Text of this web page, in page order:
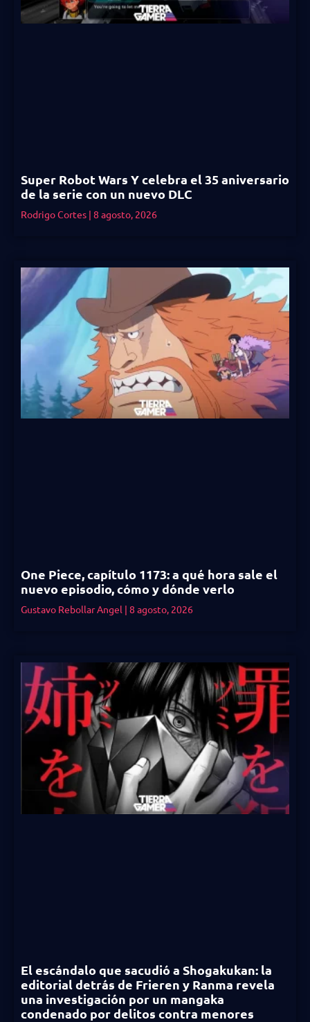
Super Robot Wars Y celebra el 35 aniversario
de la serie con un nuevo DLC
Rodrigo Cortes 8 agosto, 2026
One Piece, capítulo 1173: a qué hora sale el
nuevo episodio, cómo y dónde verlo
Gustavo Rebollar Angel 8 agosto, 2026
El escándalo que sacudió a Shogakukan: la
editorial detrás de Frieren y Ranma revela
una investigación por un mangaka
condenado por delitos contra menores